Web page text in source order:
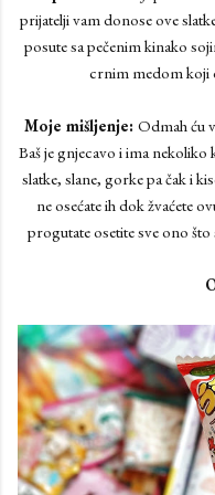
prijatelji vam donose ove
posute sa pečenim kinako
crnim medom koji
Moje mišljenje: Odmah ću
Baš je gnjecavo i ima
slatke, slane, gorke pa čak i
ne osećate ih dok žvaćete
progutate osetite sve ono